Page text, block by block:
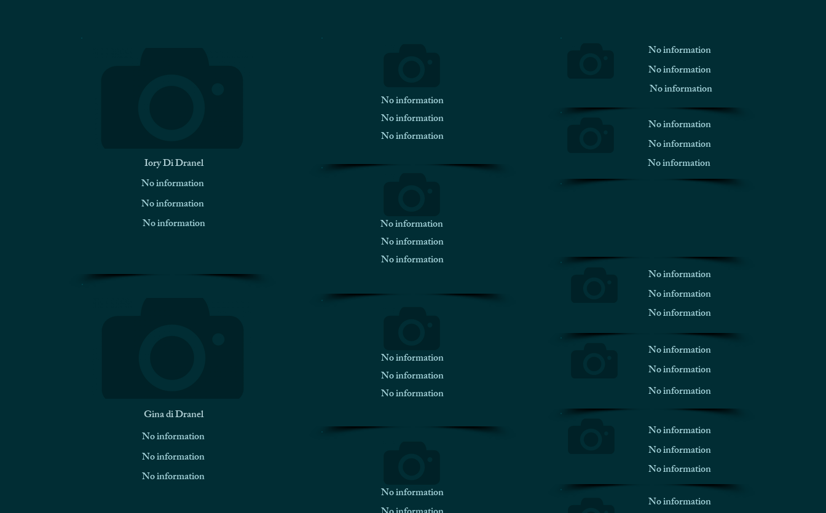
Iory Di Dranel
No information
No information
No information
Gina di Dranel
No information
No information
No information
No information
No information
No information
No information
No information
No information
No information
No information
No information
No information
No information
No information
No information
No information
No information
No information
No information
No information
No information
No information
No information
No information
No information
No information
No information
No information